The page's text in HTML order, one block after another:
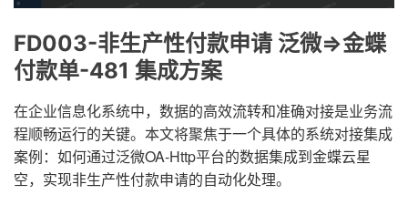
FD003-非生产性付款申请 泛微=>金蝶
付款单-481 集成方案
在企业信息化系统中，数据的高效流转和准确对接是业务流
程顺畅运行的关键。本文将聚焦于一个具体的系统对接集成
案例：如何通过泛微OA-Http平台的数据集成到金蝶云星
空，实现非生产性付款申请的自动化处理。